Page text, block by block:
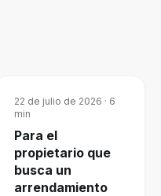
22 de julio de 2026 · 6
min
Para el
propietario que
busca un
arrendamiento